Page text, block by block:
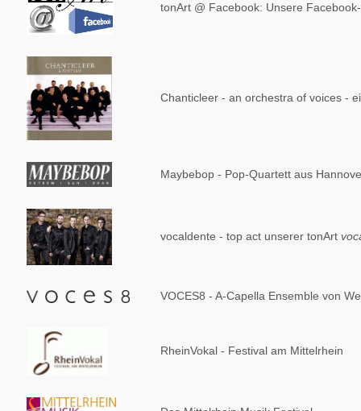
tonArt @ Facebook: Unsere
Chanticleer - an orchestra of voices -
Maybebop - Pop-Quartett aus
vocaldente - top act unserer tonArt
VOCES8 - A-Capella Ensemble von
RheinVokal - Festival am Mittelrhein